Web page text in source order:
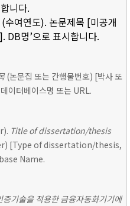
니다.
수여연도). 논문제목 [미공개
DB명’으로 표시합니다.
(논문집 또는 간행물번호) [박사 또
이터베이스명 또는 URL.
Title of dissertation/thesis
[Type of dissertation/thesis,
Name.
증기술을 적용한 금융자동화기기에